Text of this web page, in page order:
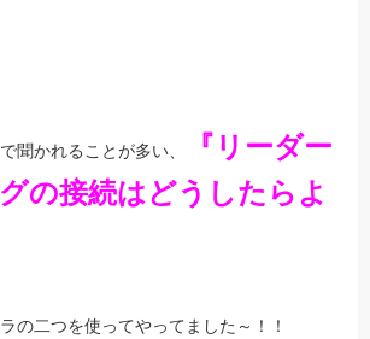
聞かれることが多い、
『リーダー
の接続はどうしたらよ
の二つを使ってやってました～！！